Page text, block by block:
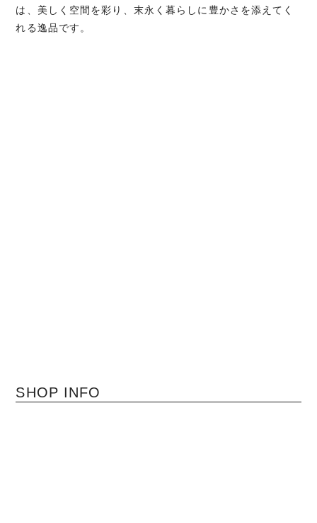
は、美しく空間を彩り、末永く暮らしに豊かさを添えてく
れる逸品です。
SHOP INFO